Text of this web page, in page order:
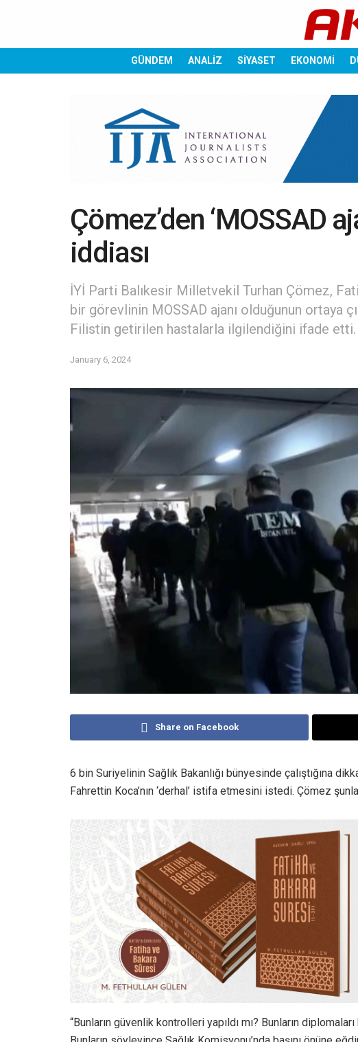
GÜNDEM ANALİZ SİYASET EKONOMİ
Çömez’den ‘MOSSAD
iddiası
İYİ Parti Balıkesir Milletvekil Turhan Çömez,
bir görevlinin MOSSAD ajanı olduğunun ortaya
Filistin getirilen hastalarla ilgilendiğini ifade etti.
January 6, 2024
Share on Facebook
6 bin Suriyelinin Sağlık Bakanlığı bünyesinde çalıştığına
Fahrettin Koca’nın ‘derhal’ istifa etmesini istedi. Çömez
“Bunların güvenlik kontrolleri yapıldı mı? Bunların